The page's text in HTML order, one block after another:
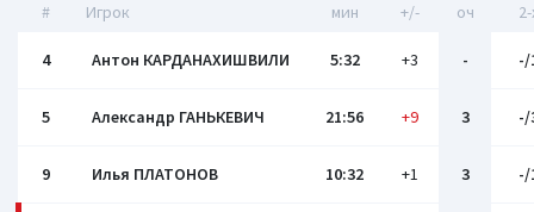
# Игрок мин +/- оч
4 Антон КАРДАНАХИШВИЛИ 5:32 +3 - -/
5 Александр ГАНЬКЕВИЧ 21:56 +9 3 -/
9 Илья ПЛАТОНОВ 10:32 +1 3 -/